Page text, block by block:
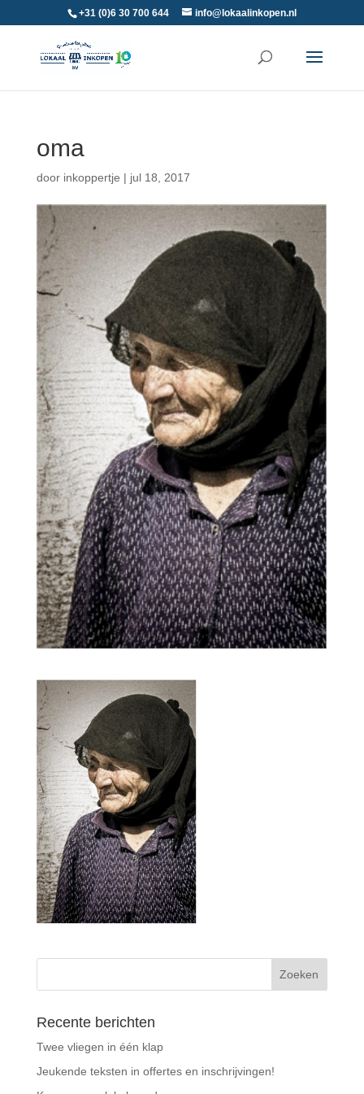
+31 (0)6 30 700 644 info@lokaalinkopen.nl
oma
door inkoppertje | jul 18, 2017
Recente berichten
Twee vliegen in één klap
Jeukende teksten in offertes en inschrijvingen!